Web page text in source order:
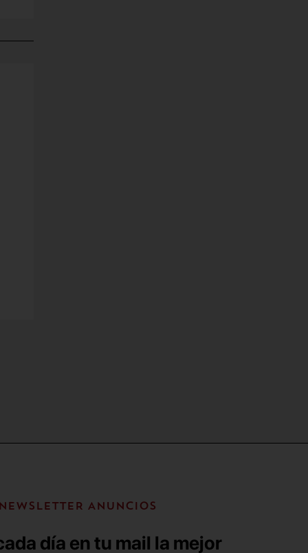
ANUNCIOS
día en tu mail la mejor